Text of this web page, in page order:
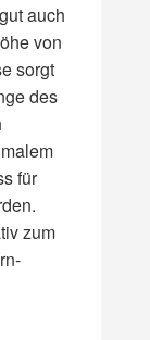
auch
von
sorgt
des
für
zum